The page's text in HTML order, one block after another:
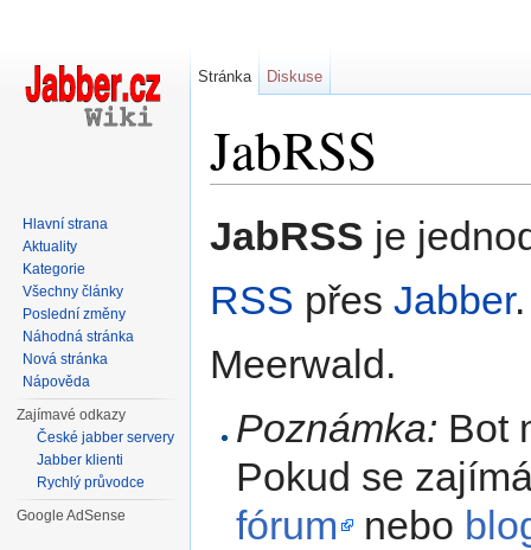
JabRSS
JabRSS je
RSS přes Jabber
Meerwald.
Poznámka: Bot
Pokud se
fórum
nebo
Stránka Diskuse
Hlavní strana
Aktuality
Kategorie
Všechny články
Poslední změny
Náhodná stránka
Nová stránka
Nápověda
Zajímavé odkazy
České jabber servery
Jabber klienti
Rychlý průvodce
Google AdSense